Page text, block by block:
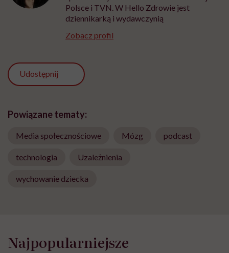
Polsce i TVN. W Hello Zdrowie jest
dziennikarką i wydawczynią
Zobacz profil
Udostępnij
Powiązane tematy:
Media społecznościowe Mózg podcast
technologia Uzależnienia
wychowanie dziecka
Najpopularniejsze